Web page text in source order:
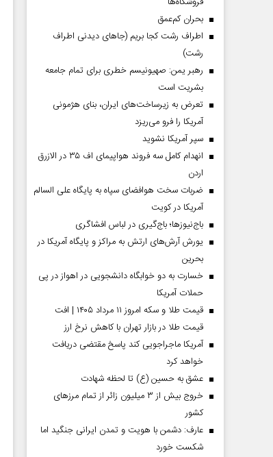
بحران کم‌عمق
اطراف رشت کجا بریم (جاهای دیدنی اطراف
رشت)
رهبر یمن: صهیونیسم خطری برای تمام جامعه
بشریت است
تعرض به زیرساخت‌های ایران، بنای هژمونی
آمریکا را فرو می‌ریزد
سپر آمریکا نشوید
انهدام کامل سه فروند هواپیمای اف ۳۵ در الازرق
اردن
ضربات سخت هوافضای سپاه به پایگاه علی السالم
آمریکا در کویت
باج‌نیوزها؛ باج‌گیری در لباس افشاگری
یورش آرش‌های ارتش به مراکز و پایگاه‌ آمریکا در
بحرین
خسارت به دو خوابگاه دانشجویی در اهواز در پی
حملات آمریکا
قیمت طلا و سکه امروز ۱۱ مرداد ۱۴۰۵ | افت
قیمت طلا در بازار تهران با کاهش نرخ ارز
آمریکا ماجراجویی کند پاسخ مقتضی دریافت
خواهد کرد
عشق به حسین (ع) تا لحظه شهادت
خروج بیش از ۳ میلیون زائر از تمام مرز‌های
کشور
عارف: دشمن با هویت و تمدن ایرانی جنگید اما
شکست خورد